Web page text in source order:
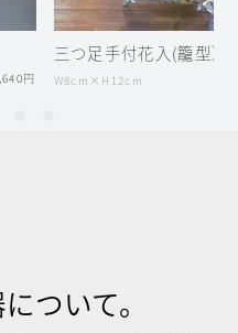
円
三つ足手付花入(籠型）
W8cm×H12cm
ついて。